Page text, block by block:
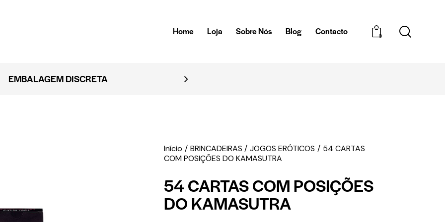
Home Loja Sobre Nós Blog Contacto 0
EMBALAGEM DISCRETA
Início BRINCADEIRAS JOGOS ERÓTICOS
54 CARTAS
COM POSIÇÕES DO KAMASUTRA
54 CARTAS COM POSIÇÕES
DO KAMASUTRA